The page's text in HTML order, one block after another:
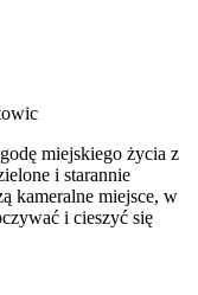
miejskiego życia z
i starannie
kameralne miejsce, w
i cieszyć się